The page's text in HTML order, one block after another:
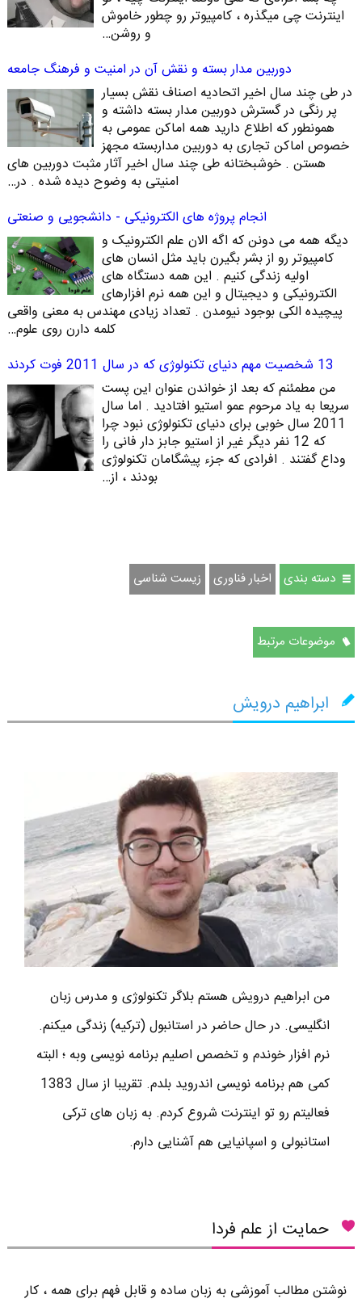
اینترنت چی میگذره ، کامپیوتر رو چطور خاموش
و روشن…
دوربین مدار بسته و نقش آن در امنیت و فرهنگ جامعه
در طی چند سال اخیر اتحادیه اصناف نقش بسیار
پر رنگی در گسترش دوربین مدار بسته داشته و
همونطور که اطلاع دارید همه اماکن عمومی به
خصوص اماکن تجاری به دوربین مداربسته مجهز
هستن . خوشبختانه طی چند سال اخیر آثار مثبت دوربین های
امنیتی به وضوح دیده شده . در…
انجام پروژه های الکترونیکی - دانشجویی و صنعتی
دیگه همه می دونن که اگه الان علم الکترونیک و
کامپیوتر رو از بشر بگیرن باید مثل انسان های
اولیه زندگی کنیم . این همه دستگاه های
الکترونیکی و دیجیتال و این همه نرم افزارهای
پیچیده الکی بوجود نیومدن . تعداد زیادی مهندس به معنی واقعی
کلمه دارن روی علوم…
13 شخصیت مهم دنیای تکنولوژی که در سال 2011 فوت کردند
من مطمئنم که بعد از خواندن عنوان این پست
سریعا به یاد مرحوم عمو استیو افتادید . اما سال
2011 سال خوبی برای دنیای تکنولوژی نبود چرا
که 12 نفر دیگر غیر از استیو جابز دار فانی را
وداع گفتند . افرادی که جزء پیشگامان تکنولوژی
بودند ، از…
دسته بندی اخبار فناوری زیست شناسی
موضوعات مرتبط
ابراهیم درویش
من ابراهیم درویش هستم بلاگر تکنولوژی و مدرس زبان
انگلیسی. در حال حاضر در استانبول (ترکیه) زندگی میکنم.
نرم افزار خوندم و تخصص اصلیم برنامه نویسی وبه ؛ البته
کمی هم برنامه نویسی اندروید بلدم. تقریبا از سال 1383
فعالیتم رو تو اینترنت شروع کردم. به زبان های ترکی
استانبولی و اسپانیایی هم آشنایی دارم.
حمایت از علم فردا
نوشتن مطالب آموزشی به زبان ساده و قابل فهم برای همه ، کار